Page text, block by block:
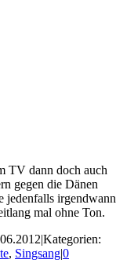
TV dann doch auch
gegen die Dänen
jedenfalls irgendwann
mal ohne Ton.
|Kategorien:
, Singsang|0